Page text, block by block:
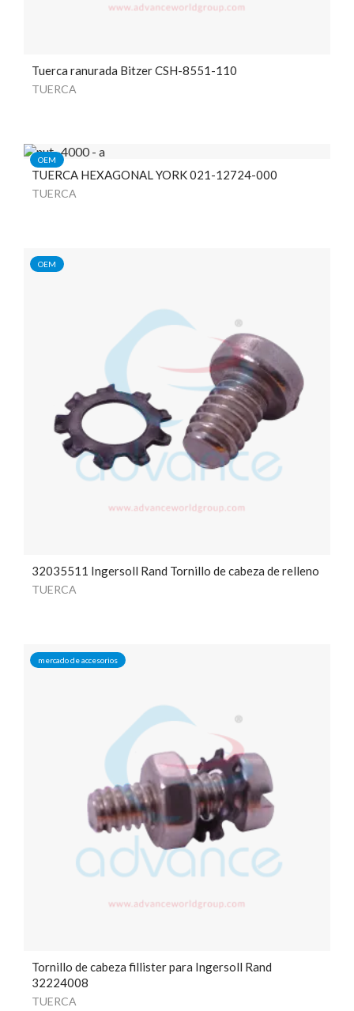
Tuerca ranurada Bitzer CSH-8551-110
TUERCA
OEM
TUERCA HEXAGONAL YORK 021-12724-000
TUERCA
OEM
32035511 Ingersoll Rand Tornillo de cabeza de relleno
TUERCA
mercado de accesorios
Tornillo de cabeza fillister para Ingersoll Rand
32224008
TUERCA